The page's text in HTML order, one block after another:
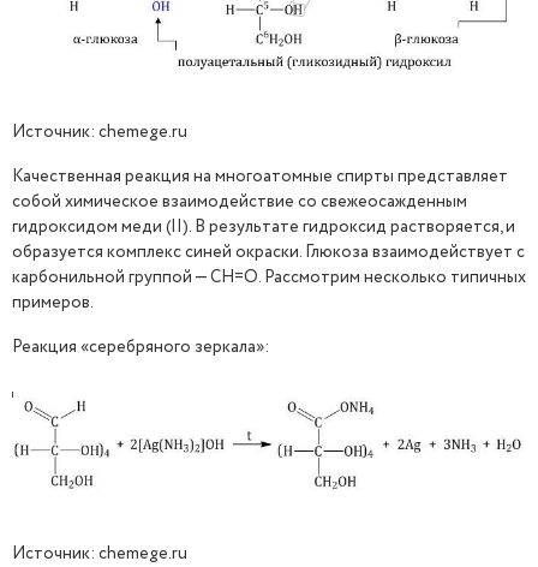
Источник: chemege.ru
Качественная реакция на многоатомные спирты представляет
собой химическое взаимодействие со свежеосажденным
гидроксидом меди (II). В результате гидроксид растворяется, и
образуется комплекс синей окраски. Глюкоза взаимодействует с
карбонильной группой — CH=O. Рассмотрим несколько типичных
примеров.
Реакция «серебряного зеркала»:
Источник: chemege.ru